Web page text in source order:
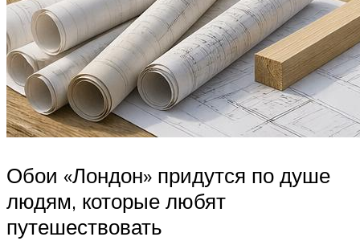
Обои «Лондон» придутся по душе
людям, которые любят
путешествовать